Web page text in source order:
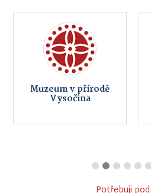
Muzeum v přírodě
Vysočina